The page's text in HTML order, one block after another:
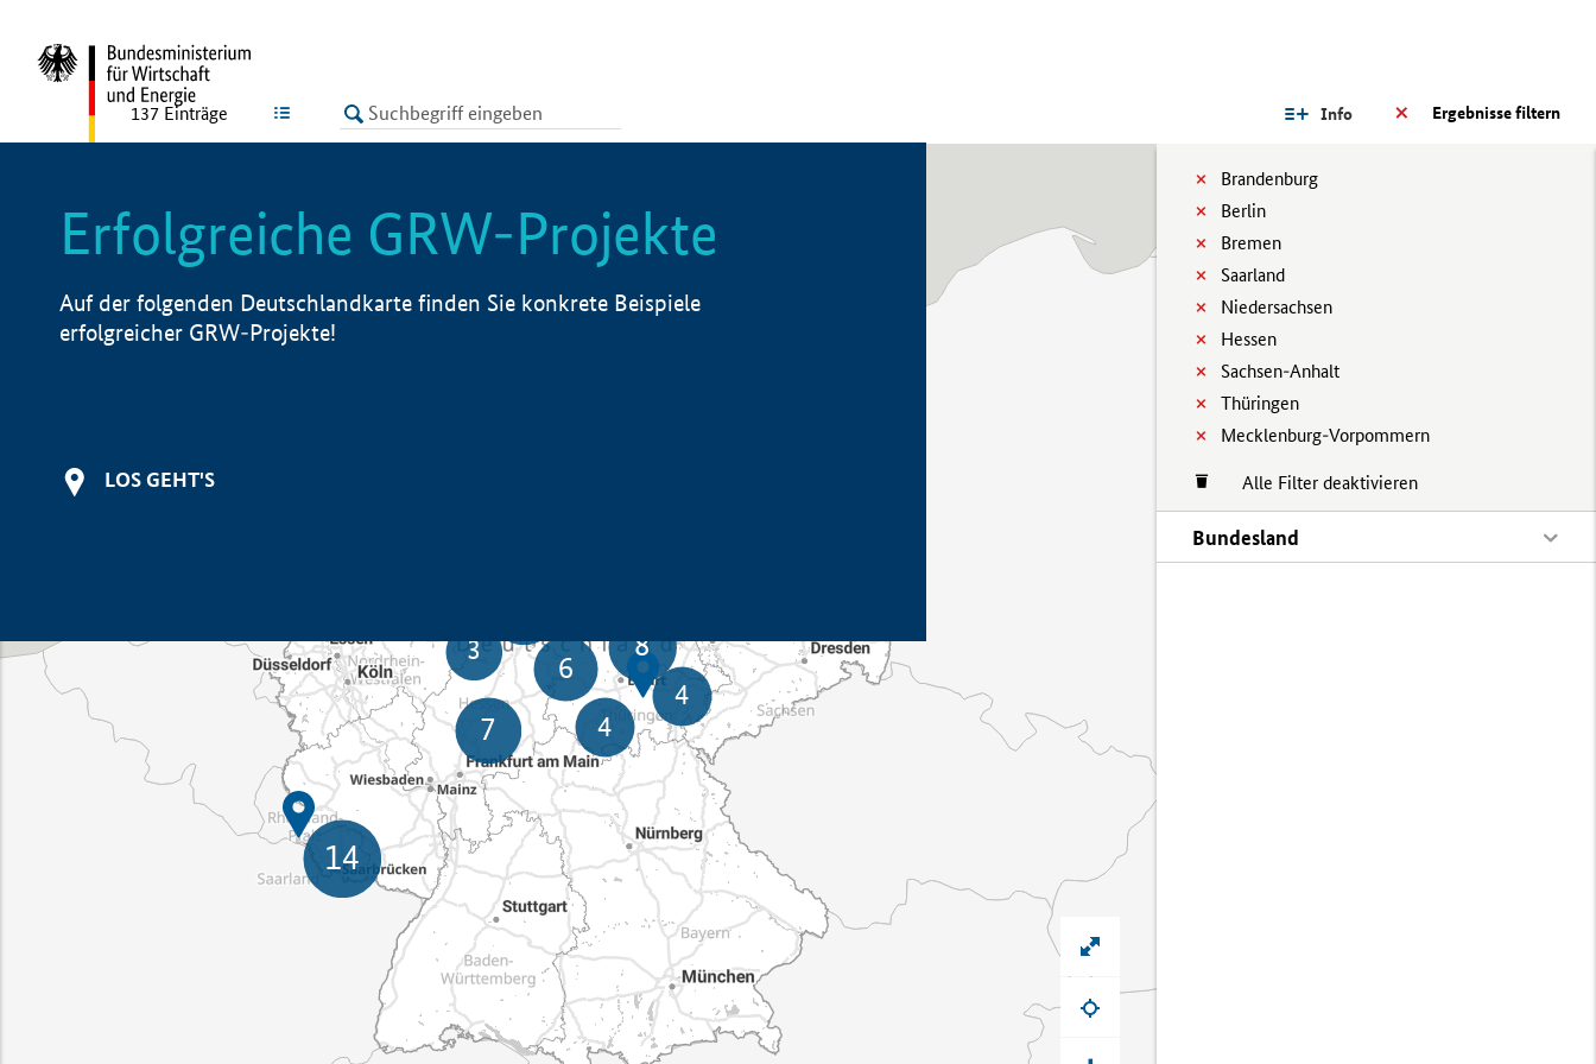
LISTE Ergebnisse filtern
Info
Brandenburg
Berlin
Bremen
Saarland
Niedersachsen
Hessen
Sachsen-Anhalt
Thüringen
Mecklenburg-Vorpommern
Alle Filter deaktivieren
Bundesland
137 Einträge
Erfolgreiche GRW-Projekte
Auf der folgenden Deutschlandkarte finden Sie konkrete Beispiele
erfolgreicher GRW-Projekte!
LOS GEHT'S